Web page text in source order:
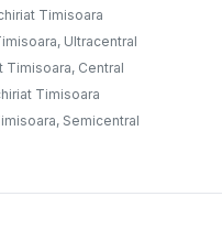
Timisoara
Ultracentral
Timisoara, Central
Timisoara
Semicentral